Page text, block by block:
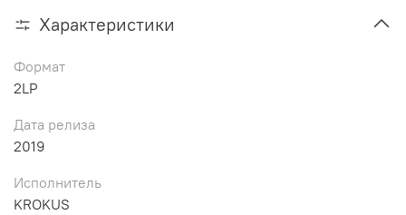
Характеристики
Формат
2LP
Дата релиза
2019
Исполнитель
KROKUS